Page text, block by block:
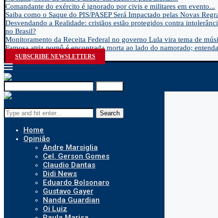
Comandante do exército é ignorado por civis e militares em evento...
Saiba como o Saque do PIS/PASEP Será Impactado pelas Novas
Desvendando a Realidade: cristãos estão protegidos contra
no Brasil?
Monitoramento da Receita Federal no governo Lula vira tema de
Famosa atriz pornô é encontrada morta ao lado do namorado;
SUBSCRIBE NEWSLETTERS
Search
Home
Opinião
Andre Marsiglia
Cel. Gerson Gomes
Claudio Dantas
Didi News
Eduardo Bolsonaro
Gustavo Gayer
Nanda Guardian
Oi Luiz